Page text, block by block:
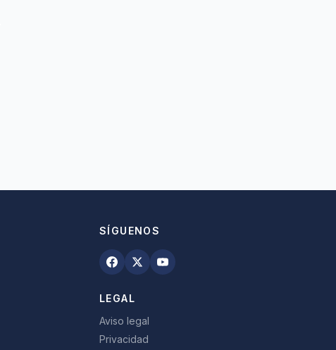
SÍGUENOS
LEGAL
Aviso legal
Privacidad